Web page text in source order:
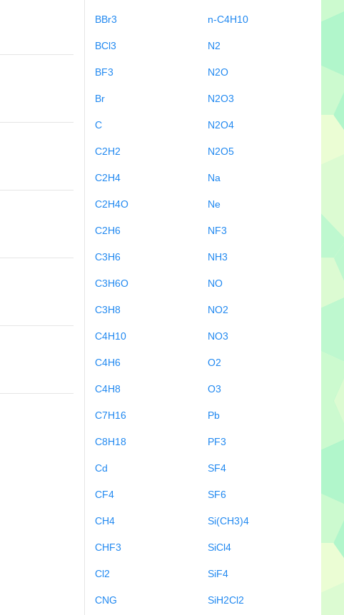
BBr3
BCl3
BF3
Br
C
C2H2
C2H4
C2H4O
C2H6
C3H6
C3H6O
C3H8
C4H10
C4H6
C4H8
C7H16
C8H18
Cd
CF4
CH4
CHF3
Cl2
CNG
n-C4H10
N2
N2O
N2O3
N2O4
N2O5
Na
Ne
NF3
NH3
NO
NO2
NO3
O2
O3
Pb
PF3
SF4
SF6
Si(CH3)4
SiCl4
SiF4
SiH2Cl2